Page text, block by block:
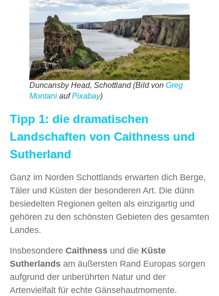
Duncansby Head, Schottland(Bild von Greg
Montani aufPixabay)
Tipp 1: die dramatischen
Landschaften von Caithness und
Sutherland
Ganz im Norden Schottlands erwarten dich Berge,
Täler und Küsten der besonderen Art. Die dünn
besiedelten Regionen gelten als einzigartig und
gehören zu den schönsten Gebieten des gesamten
Landes.
Insbesondere Caithness und die Küste
Sutherlands am äußersten Rand Europas sorgen
aufgrund der unberührten Natur und der
Artenvielfalt für echte Gänsehautmomente.